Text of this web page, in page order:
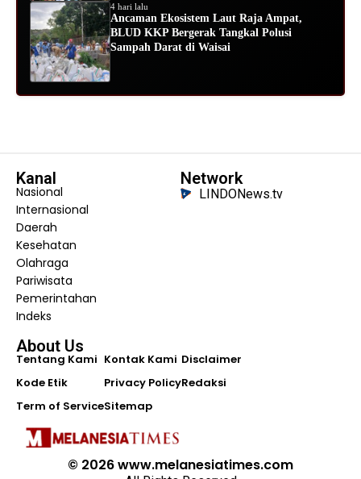
4 hari lalu
Ancaman Ekosistem Laut Raja Ampat,
BLUD KKP Bergerak Tangkal Polusi
Sampah Darat di Waisai
© 2026 www.melanesiatimes.com
Kanal
Nasional
Internasional
Daerah
Kesehatan
Olahraga
Pariwisata
Pemerintahan
Indeks
Network
LINDONews.tv
About Us
Tentang Kami
Kode Etik
Term of Service
Kontak Kami
Privacy Policy
Sitemap
Disclaimer
Redaksi